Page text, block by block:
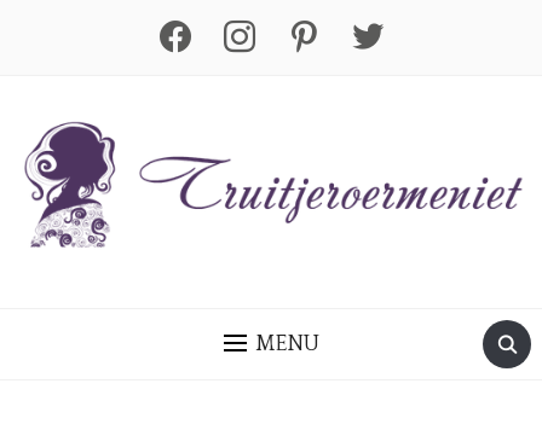
facebook instagram pinterest twitter
MENU